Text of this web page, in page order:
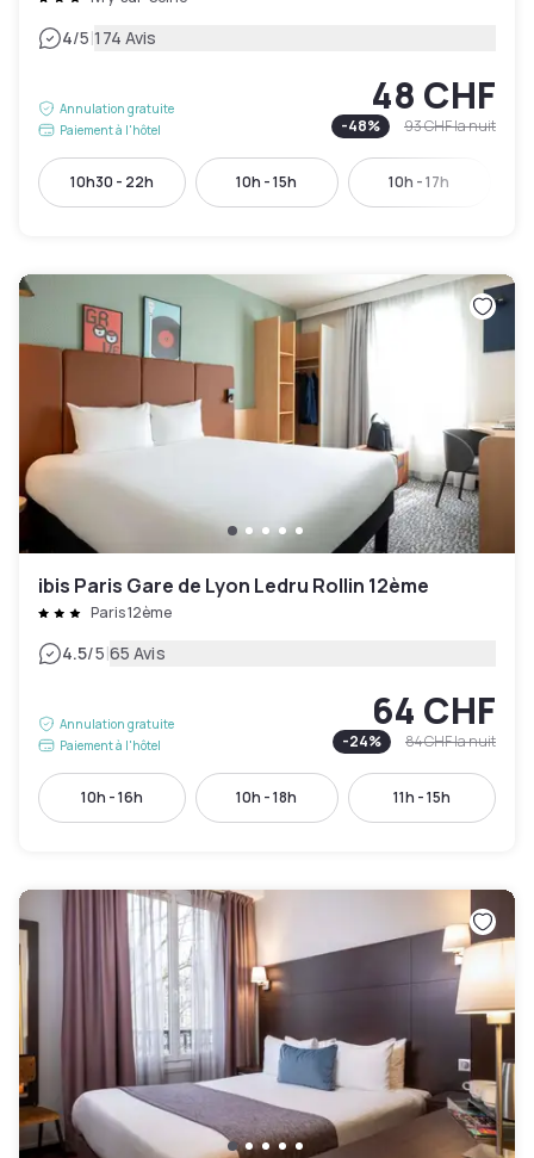
4/5|174 Avis
Annulation gratuite
Paiement à l'hôtel
48 CHF
-48% 93 CHFla nuit
10h30 - 22h 10h - 15h 10h - 17h
ibis Paris Gare de Lyon Ledru Rollin 12ème
Paris 12ème
4.5/5|65 Avis
Annulation gratuite
Paiement à l'hôtel
64 CHF
-24% 84 CHFla nuit
10h - 16h 10h - 18h 11h - 15h